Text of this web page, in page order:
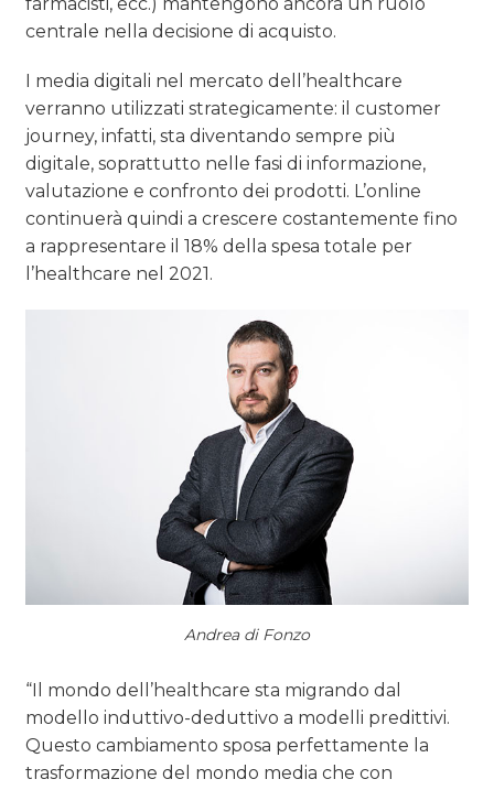
farmacisti, ecc.) mantengono ancora un ruolo
centrale nella decisione di acquisto.
I media digitali nel mercato dell’healthcare
verranno utilizzati strategicamente: il customer
journey, infatti, sta diventando sempre più
digitale, soprattutto nelle fasi di informazione,
valutazione e confronto dei prodotti. L’online
continuerà quindi a crescere costantemente fino
a rappresentare il 18% della spesa totale per
l’healthcare nel 2021.
Andrea di Fonzo
“Il mondo dell’healthcare sta migrando dal
modello induttivo-deduttivo a modelli predittivi.
Questo cambiamento sposa perfettamente la
trasformazione del mondo media che con